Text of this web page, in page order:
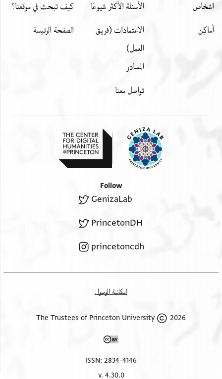
اشخاص
أَماكِن
الأسئلة الأكثر شيوعًا
الاعتمادات (فريق
العمل)
المصادر
تواصل معنا
كيف تبحث في موقعنا؟
الصفحة الرئيسة
Follow
GenizaLab
PrincetonDH
princetoncdh
إمكانية الوصول
2026 The Trustees of Princeton University
ISSN: 2834-4146
v. 4.30.0